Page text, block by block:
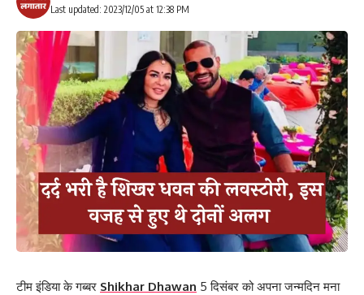
Last updated: 2023/12/05 at 12:38 PM
टीम इंडिया के गब्बर Shikhar Dhawan 5 दिसंबर को अपना जन्मदिन मना